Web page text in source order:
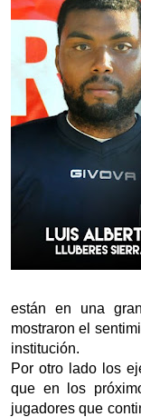
están en una
mostraron el
institución.
Por otro lado los
que en los
jugadores que